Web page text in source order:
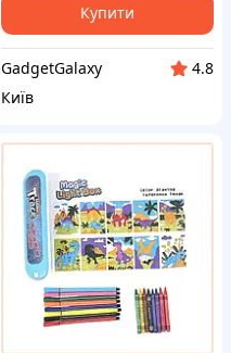
Купити
GadgetGalaxy
4.8
Київ